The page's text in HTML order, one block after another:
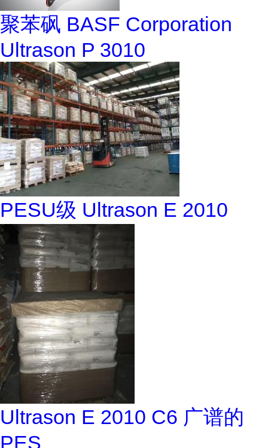
聚苯砜 BASF Corporation
Ultrason P 3010
PESU级 Ultrason E 2010
Ultrason E 2010 C6 广谱的
PES